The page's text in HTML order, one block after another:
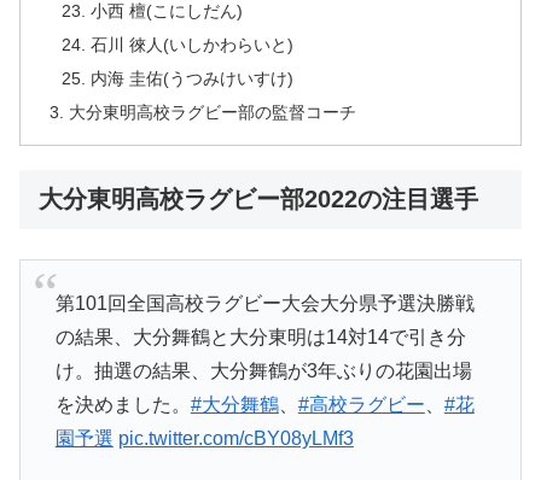
小西 檀(こにしだん)
石川 徠人(いしかわらいと)
内海 圭佑(うつみけいすけ)
大分東明高校ラグビー部の監督コーチ
大分東明高校ラグビー部2022の注目選手
第101回全国高校ラグビー大会大分県予選決勝戦
の結果、大分舞鶴と大分東明は14対14で引き分
け。抽選の結果、大分舞鶴が3年ぶりの花園出場
を決めました。 #大分舞鶴、 #高校ラグビー
#花
園予選 pic.twitter.com/cBY08yLMf3